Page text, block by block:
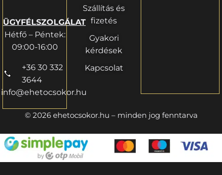
ÜGYFÉLSZOLGÁLAT
Hétfő – Péntek:
09:00-16:00
+36 30 332
3644
info@ehetocsokor.hu
Szállítás és
fizetés
Gyakori
kérdések
Kapcsolat
© 2026 ehetocsokor.hu – minden jog fenntarva